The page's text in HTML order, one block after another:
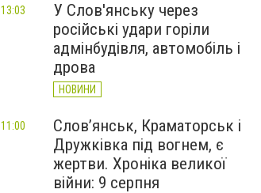
У Слов'янську через
російські удари горіли
адмінбудівля, автомобіль і
дрова
НОВИНИ
13:03
Слов’янськ, Краматорськ і
Дружківка під вогнем, є
жертви. Хроніка великої
війни: 9 серпня
11:00